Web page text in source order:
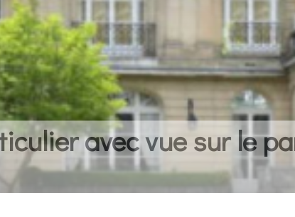
avec vue sur le